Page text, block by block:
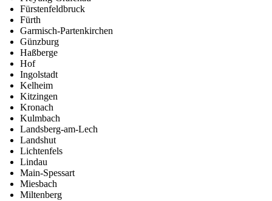
Fürstenfeldbruck
Fürth
Garmisch-Partenkirchen
Günzburg
Haßberge
Hof
Ingolstadt
Kelheim
Kitzingen
Kronach
Kulmbach
Landsberg-am-Lech
Landshut
Lichtenfels
Lindau
Main-Spessart
Miesbach
Miltenberg